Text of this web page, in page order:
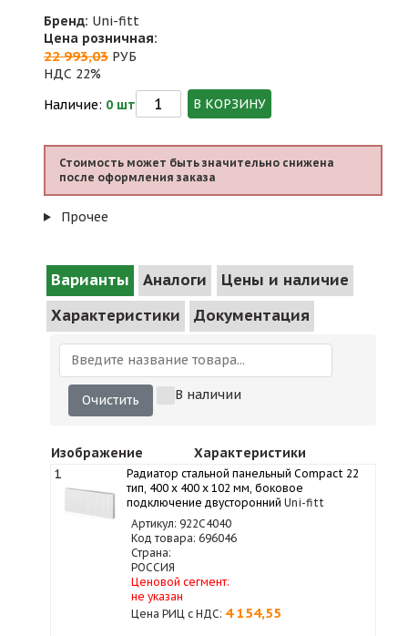
Бренд: Uni-fitt
Цена розничная:
22 993,03 РУБ
НДС 22%
Наличие: 0 шт В КОРЗИНУ
Стоимость может быть значительно снижена
после оформления заказа
Прочее
Варианты Аналоги
Цены и наличие
Характеристики
Документация
Очистить В наличии
Изображение
Характеристики
1
Радиатор стальной панельный Compact 22
тип, 400 х 400 x 102 мм, боковое
подключение двусторонний Uni-fitt
Артикул: 922C4040
Код товара: 696046
Страна:
РОССИЯ
Ценовой сегмент:
не указан
Цена РИЦ с НДС: 4 154,55